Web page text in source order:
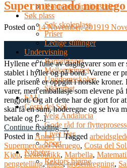
Kontorets åpningstider
Søk plass
Søk skoleplass
Priser
Ledige stillinger
Undervisning
Barnetrinnet
Mellomtrinnet
Ungdomsskolen
Sikkerhet
FAU
Costa del Sol
Velg Andalucia
Gode råd for
Livet Her
Sport
Nyheter
Rektors hjørne
Supermercado
Posted on14 November, 201919
Nov
Hyllene er fulle av dagligvarer som er
stablet i hyller og på bord. Varene er
alle prisene er oppgitt i norske
varer, men emballasje som elevene
rengjort. Og alt dette har de gjort for
skal få en sum, hoderegne og se hva
betale og [...]
Continue reading→
Posted in Annet | Tagged
Supermercado Noruego, Costa del Sol
Kjøp, Lekebutikk, Marbella,
pengetelling,pluss,prosentregning,